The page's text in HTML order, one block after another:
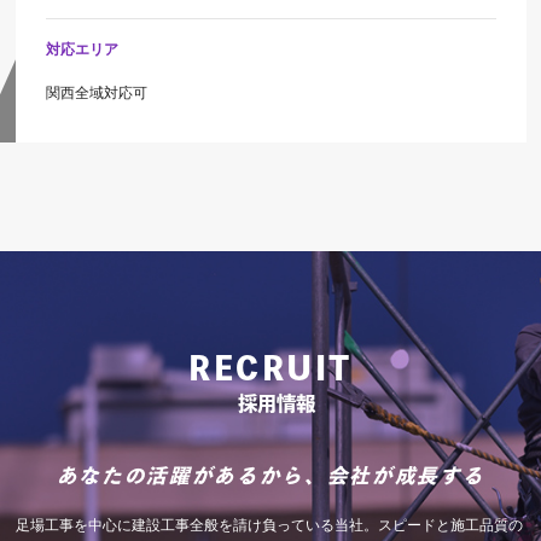
対応エリア
関西全域対応可
RECRUIT
採用情報
あなたの活躍があるから、会社が成長する
足場工事を中心に建設工事全般を請け負っている当社。スピードと施工品質の